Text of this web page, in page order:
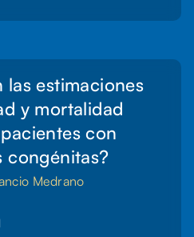
las estimaciones
y mortalidad
con
congénitas?
Medrano